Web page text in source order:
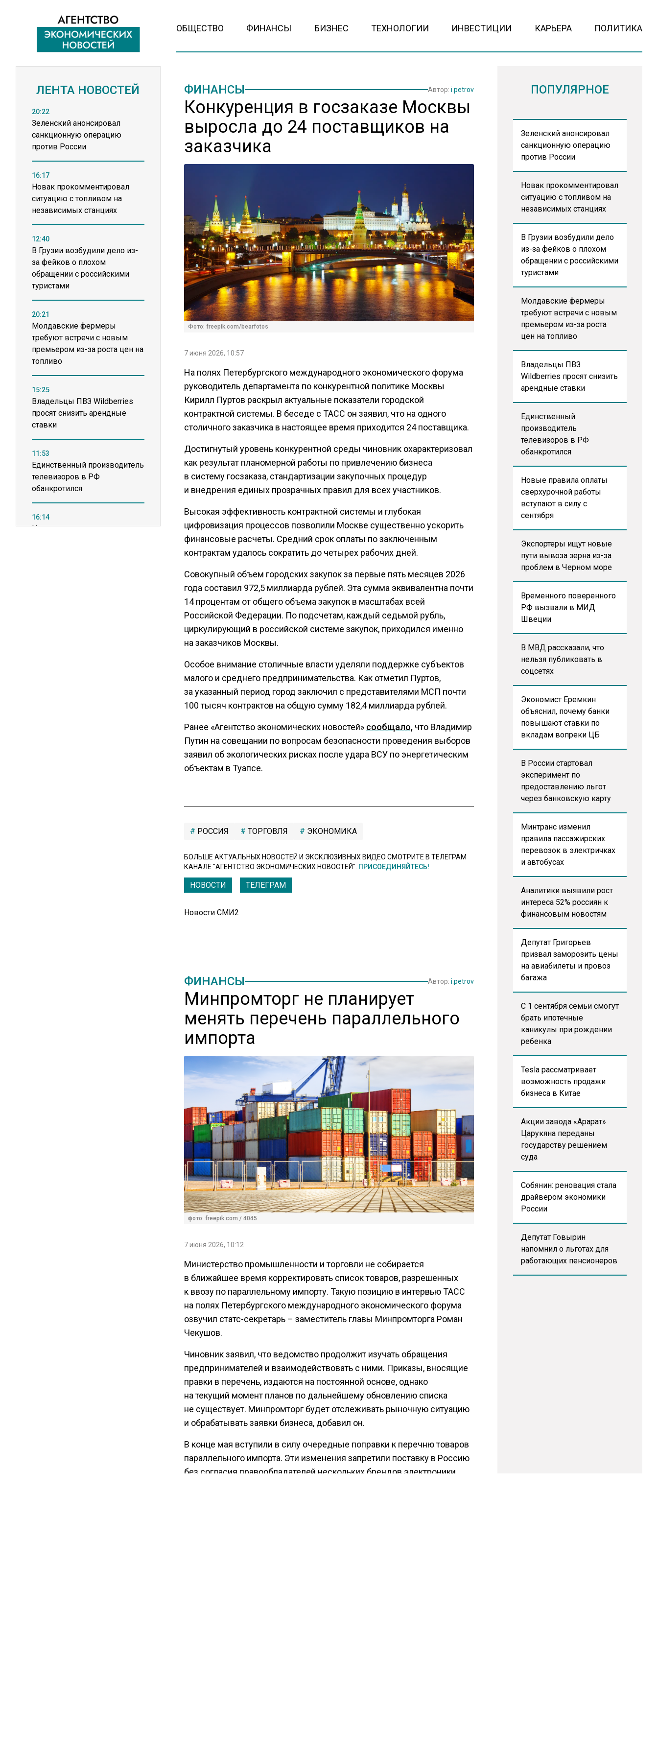
ОБЩЕСТВО ФИНАНСЫ БИЗНЕС ТЕХНОЛОГИИ ИНВЕСТИЦИИ КАРЬЕРА ПОЛИТИКА
ЛЕНТА НОВОСТЕЙ
20:22
Зеленский анонсировал
санкционную операцию
против России
16:17
Новак прокомментировал
ситуацию с топливом на
независимых станциях
12:40
В Грузии возбудили дело из-
за фейков о плохом
обращении с российскими
туристами
20:21
Молдавские фермеры
требуют встречи с новым
премьером из-за роста цен на
топливо
15:25
Владельцы ПВЗ Wildberries
просят снизить арендные
ставки
11:53
Единственный производитель
телевизоров в РФ
обанкротился
16:14
Новые правила оплаты
ФИНАНСЫ Автор: i.petrov
Конкуренция в госзаказе Москвы
выросла до 24 поставщиков на
заказчика
Фото: freepik.com/bearfotos
7 июня 2026, 10:57
На полях Петербургского международного экономического форума
руководитель департамента по конкурентной политике Москвы
Кирилл Пуртов раскрыл актуальные показатели городской
контрактной системы. В беседе с ТАСС он заявил, что на одного
столичного заказчика в настоящее время приходится 24 поставщика.
Достигнутый уровень конкурентной среды чиновник охарактеризовал
как результат планомерной работы по привлечению бизнеса
в систему госзаказа, стандартизации закупочных процедур
и внедрения единых прозрачных правил для всех участников.
Высокая эффективность контрактной системы и глубокая
цифровизация процессов позволили Москве существенно ускорить
финансовые расчеты. Средний срок оплаты по заключенным
контрактам удалось сократить до четырех рабочих дней.
Совокупный объем городских закупок за первые пять месяцев 2026
года составил 972,5 миллиарда рублей. Эта сумма эквивалентна почти
14 процентам от общего объема закупок в масштабах всей
Российской Федерации. По подсчетам, каждый седьмой рубль,
циркулирующий в российской системе закупок, приходился именно
на заказчиков Москвы.
Особое внимание столичные власти уделяли поддержке субъектов
малого и среднего предпринимательства. Как отметил Пуртов,
за указанный период город заключил с представителями МСП почти
100 тысяч контрактов на общую сумму 182,4 миллиарда рублей.
Ранее «Агентство экономических новостей» сообщало,что Владимир
Путин на совещании по вопросам безопасности проведения выборов
заявил об экологических рисках после удара ВСУ по энергетическим
объектам в Туапсе.
РОССИЯ ТОРГОВЛЯ ЭКОНОМИКА
БОЛЬШЕ АКТУАЛЬНЫХ НОВОСТЕЙ И ЭКСКЛЮЗИВНЫХ ВИДЕО СМОТРИТЕ В ТЕЛЕГРАМ
КАНАЛЕ "АГЕНТСТВО ЭКОНОМИЧЕСКИХ НОВОСТЕЙ". ПРИСОЕДИНЯЙТЕСЬ!
НОВОСТИ ТЕЛЕГРАМ
Новости СМИ2
ФИНАНСЫ Автор: i.petrov
Минпромторг не планирует
менять перечень параллельного
импорта
фото: freepik.com / 4045
7 июня 2026, 10:12
Министерство промышленности и торговли не собирается
в ближайшее время корректировать список товаров, разрешенных
к ввозу по параллельному импорту. Такую позицию в интервью ТАСС
на полях Петербургского международного экономического форума
озвучил статс-секретарь – заместитель главы Минпромторга Роман
Чекушов.
Чиновник заявил, что ведомство продолжит изучать обращения
предпринимателей и взаимодействовать с ними. Приказы, вносящие
правки в перечень, издаются на постоянной основе, однако
на текущий момент планов по дальнейшему обновлению списка
не существует. Минпромторг будет отслеживать рыночную ситуацию
и обрабатывать заявки бизнеса, добавил он.
В конце мая вступили в силу очередные поправки к перечню товаров
параллельного импорта. Эти изменения запретили поставку в Россию
без согласия правообладателей нескольких брендов электроники
ПОПУЛЯРНОЕ
Зеленский анонсировал
санкционную операцию
против России
Новак прокомментировал
ситуацию с топливом на
независимых станциях
В Грузии возбудили дело
из-за фейков о плохом
обращении с российскими
туристами
Молдавские фермеры
требуют встречи с новым
премьером из-за роста
цен на топливо
Владельцы ПВЗ
Wildberries просят снизить
арендные ставки
Единственный
производитель
телевизоров в РФ
обанкротился
Новые правила оплаты
сверхурочной работы
вступают в силу с
сентября
Экспортеры ищут новые
пути вывоза зерна из-за
проблем в Черном море
Временного поверенного
РФ вызвали в МИД
Швеции
В МВД рассказали, что
нельзя публиковать в
соцсетях
Экономист Еремкин
объяснил, почему банки
повышают ставки по
вкладам вопреки ЦБ
В России стартовал
эксперимент по
предоставлению льгот
через банковскую карту
Минтранс изменил
правила пассажирских
перевозок в электричках
и автобусах
Аналитики выявили рост
интереса 52% россиян к
финансовым новостям
Депутат Григорьев
призвал заморозить цены
на авиабилеты и провоз
багажа
С 1 сентября семьи смогут
брать ипотечные
каникулы при рождении
ребенка
Tesla рассматривает
возможность продажи
бизнеса в Китае
Акции завода «Арарат»
Царукяна переданы
государству решением
суда
Собянин: реновация стала
драйвером экономики
России
Депутат Говырин
напомнил о льготах для
работающих пенсионеров